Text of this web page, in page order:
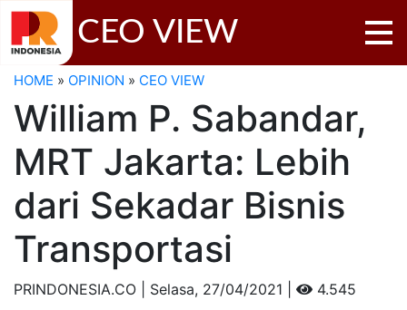
CEO VIEW
HOME » OPINION » CEO VIEW
William P. Sabandar,
MRT Jakarta: Lebih
dari Sekadar Bisnis
Transportasi
PRINDONESIA.CO | Selasa, 27/04/2021 | 4.545